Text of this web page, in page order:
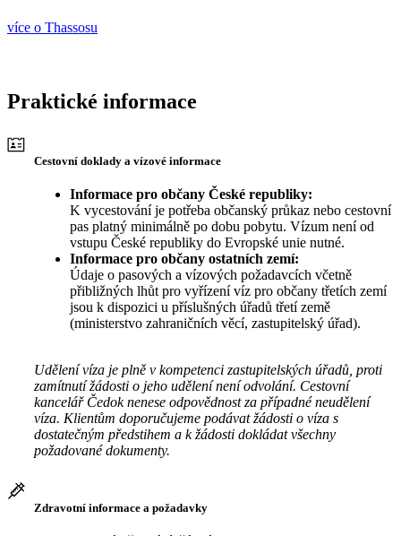
více o Thassosu
Praktické informace
Cestovní doklady a vízové informace
Informace pro občany České republiky:
K vycestování je potřeba občanský průkaz nebo cestovní
pas platný minimálně po dobu pobytu. Vízum není od
vstupu České republiky do Evropské unie nutné.
Informace pro občany ostatních zemí:
Údaje o pasových a vízových požadavcích včetně
přibližných lhůt pro vyřízení víz pro občany třetích zemí
jsou k dispozici u příslušných úřadů třetí země
(ministerstvo zahraničních věcí, zastupitelský úřad).
Udělení víza je plně v kompetenci zastupitelských úřadů, proti
zamítnutí žádosti o jeho udělení není odvolání. Cestovní
kancelář Čedok nenese odpovědnost za případné neudělení
víza. Klientům doporučujeme podávat žádosti o víza s
dostatečným předstihem a k žádosti dokládat všechny
požadované dokumenty.
Zdravotní informace a požadavky